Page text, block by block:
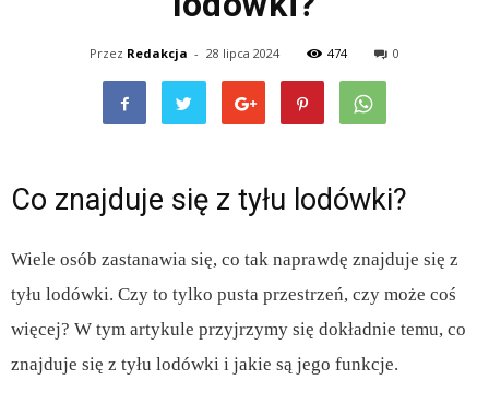
Przez Redakcja - 28 lipca 2024 474 0
Co znajduje się z tyłu lodówki?
Wiele osób zastanawia się, co tak naprawdę znajduje się z
tyłu lodówki. Czy to tylko pusta przestrzeń, czy może coś
więcej? W tym artykule przyjrzymy się dokładnie temu, co
znajduje się z tyłu lodówki i jakie są jego funkcje.